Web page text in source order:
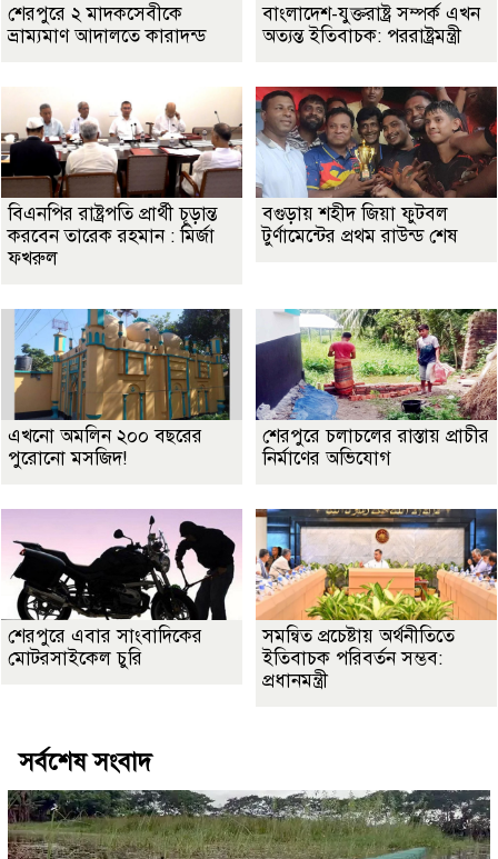
শেরপুরে ২ মাদকসেবীকে
ভ্রাম্যমাণ আদালতে কারাদন্ড
বাংলাদেশ-যুক্তরাষ্ট্র সম্পর্ক এখন
অত্যন্ত ইতিবাচক: পররাষ্ট্রমন্ত্রী
বিএনপির রাষ্ট্রপতি প্রার্থী চূড়ান্ত
করবেন তারেক রহমান : মির্জা
ফখরুল
বগুড়ায় শহীদ জিয়া ফুটবল
টুর্ণামেন্টের প্রথম রাউন্ড শেষ
এখনো অমলিন ২০০ বছরের
পুরোনো মসজিদ!
শেরপুরে চলাচলের রাস্তায় প্রাচীর
নির্মাণের অভিযোগ
শেরপুরে এবার সাংবাদিকের
মোটরসাইকেল চুরি
সমন্বিত প্রচেষ্টায় অর্থনীতিতে
ইতিবাচক পরিবর্তন সম্ভব:
প্রধানমন্ত্রী
সর্বশেষ সংবাদ